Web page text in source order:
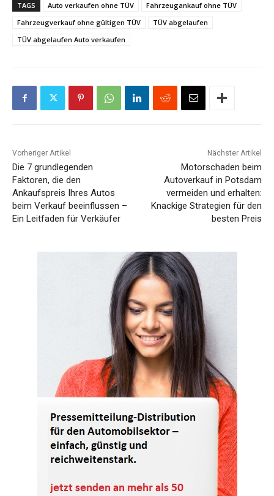
TAGS Auto verkaufen ohne TÜV
Fahrzeugankauf ohne TÜV
Fahrzeugverkauf ohne gültigen TÜV
TÜV abgelaufen
TÜV abgelaufen Auto verkaufen
Vorheriger Artikel
Die 7 grundlegenden
Faktoren, die den
Ankaufspreis Ihres Autos
beim Verkauf beeinflussen –
Ein Leitfaden für Verkäufer
Nächster Artikel
Motorschaden beim
Autoverkauf in Potsdam
vermeiden und erhalten:
Knackige Strategien für den
besten Preis